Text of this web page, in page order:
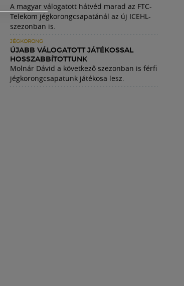
A magyar válogatott hátvéd marad az FTC-
Telekom jégkorongcsapatánál az új ICEHL-
szezonban is.
JÉGKORONG
ÚJABB VÁLOGATOTT JÁTÉKOSSAL
HOSSZABBÍTOTTUNK
Molnár Dávid a következő szezonban is férfi
jégkorongcsapatunk játékosa lesz.